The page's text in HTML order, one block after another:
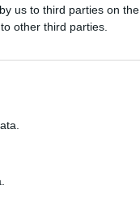
us to third parties on the
other third parties.